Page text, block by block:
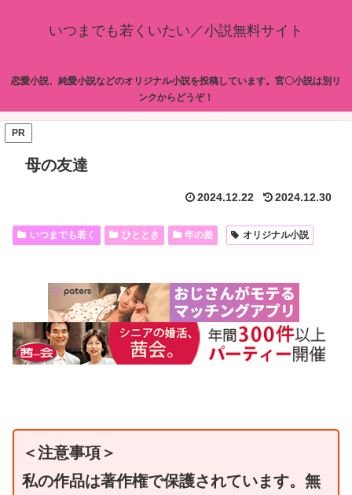
いつまでも若くいたい／小説無料サイト
恋愛小説、純愛小説などのオリジナル小説を投稿しています。官〇小説は別リ
ンクからどうぞ！
PR
母の友達
2024.12.22 2024.12.30
いつまでも若く ひととき 年の差 オリジナル小説
＜注意事項＞
私の作品は著作権で保護されています。無